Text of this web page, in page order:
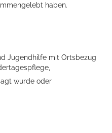
haben.
Jugendhilfe mit Ortsbezug
wurde oder